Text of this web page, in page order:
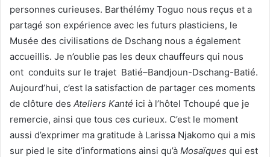
personnes curieuses. Barthélémy Toguo nous reçus et a
partagé son expérience avec les futurs plasticiens, le
Musée des civilisations de Dschang nous a également
accueillis. Je n’oublie pas les deux chauffeurs qui nous
ont conduits sur le trajet Batié–Bandjoun-Dschang-Batié.
Aujourd’hui, c’est la satisfaction de partager ces moments
de clôture des Ateliers Kanté ici à l’hôtel Tchoupé que je
remercie, ainsi que tous ces curieux. C’est le moment
aussi d’exprimer ma gratitude à Larissa Njakomo qui a mis
sur pied le site d’informations ainsi qu’à Mosaïques qui est